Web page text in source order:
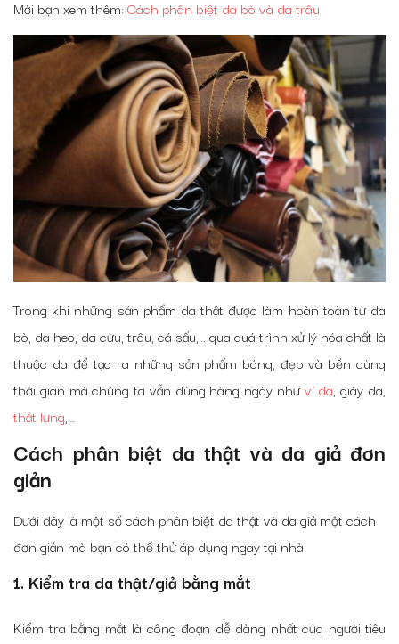
Mời bạn xem thêm: Cách phân biệt da bò và da trâu
Trong khi những sản phẩm da thật được làm hoàn toàn từ da
bò, da heo, da cừu, trâu, cá sấu,… qua quá trình xử lý hóa chất là
thuộc da để tạo ra những sản phẩm bóng, đẹp và bền cùng
thời gian mà chúng ta vẫn dùng hàng ngày nhưví da, giày da,
thắt lưng,…
Cách phân biệt da thật và da giả đơn
giản
Dưới đây là một số cách phân biệt da thật và da giả một cách
đơn giản mà bạn có thể thử áp dụng ngay tại nhà:
1. Kiểm tra da thật/giả bằng mắt
Kiểm tra bằng mắt là công đoạn dễ dàng nhất của người tiêu